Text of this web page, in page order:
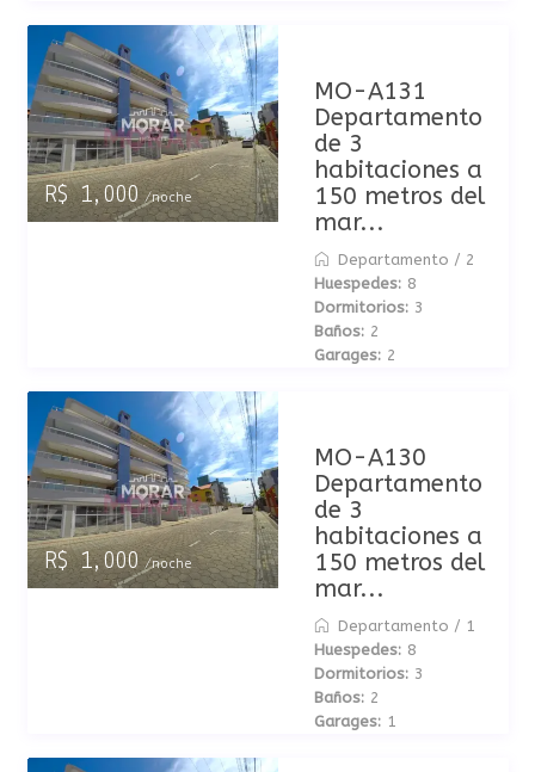
R$ 1,000/noche
MO-A131
Departamento
de 3
habitaciones a
150 metros del
mar...
Departamento / 2
Huespedes: 8
Dormitorios: 3
Baños: 2
Garages: 2
R$ 1,000/noche
MO-A130
Departamento
de 3
habitaciones a
150 metros del
mar...
Departamento / 1
Huespedes: 8
Dormitorios: 3
Baños: 2
Garages: 1